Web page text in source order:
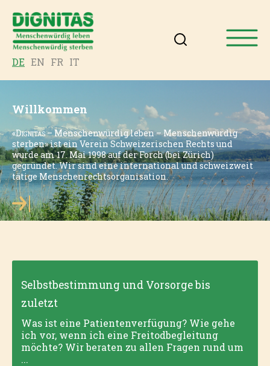
DE EN FR IT
Willkommen
«Dignitas– Menschenwürdig leben – Menschenwürdig
sterben» ist ein Verein Schweizerischen Rechts und
wurde am 17. Mai 1998 auf der Forch (bei Zürich)
gegründet. Wir sind eine international und schweizweit
tätige Menschenrechtsorganisation.
Selbstbestimmung und Vorsorge bis
zuletzt
Was ist eine Patientenverfügung? Wie gehe
ich vor, wenn ich eine Freitodbegleitung
möchte? Wir beraten zu allen Fragen rund um
...